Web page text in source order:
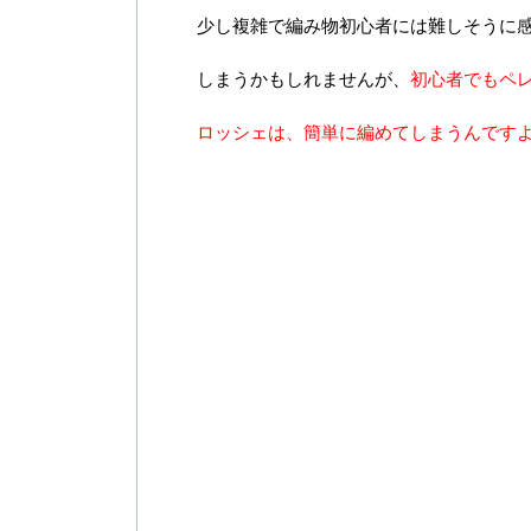
少し複雑で編み物初心者には難しそうに
しまうかもしれませんが、 初心者でもペ
ロッシェは、簡単に編めてしまうんです